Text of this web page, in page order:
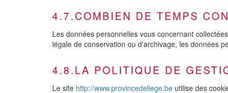
4.7.COMBIEN DE TEMPS
Les données personnelles vous concernant
légale de conservation ou d'archivage, les données
4.8.LA POLITIQUE DE
Le site http://www.provincedeliege.be utilise des